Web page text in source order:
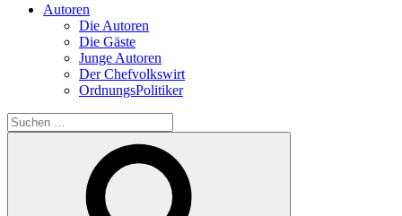
Autoren
Die Autoren
Die Gäste
Junge Autoren
Der Chefvolkswirt
OrdnungsPolitiker
Suchen
nach: